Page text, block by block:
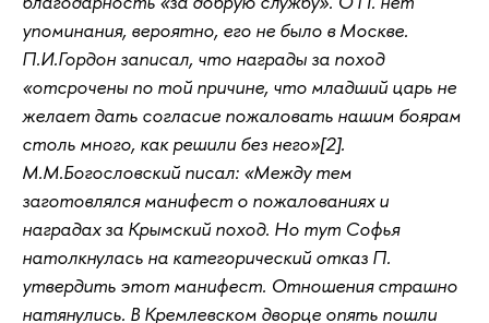
упоминания, вероятно, его не было в Москве.
П.И.Гордон записал, что награды за поход
«отсрочены по той причине, что младший царь не
желает дать согласие пожаловать нашим боярам
столь много, как решили без него»[2].
М.М.Богословский писал: «Между тем
заготовлялся манифест о пожалованиях и
наградах за Крымский поход. Но тут Софья
натолкнулась на категорический отказ П.
утвердить этот манифест. Отношения страшно
натянулись. В Кремлевском дворце опять пошли